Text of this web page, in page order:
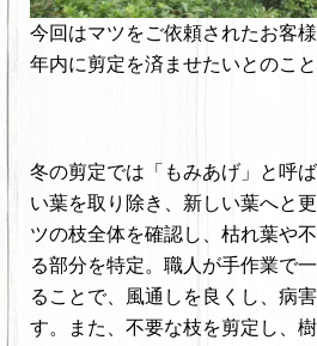
今回はマツをご依頼されたお客様
年内に剪定を済ませたいとのこと
冬の剪定では「もみあげ」と呼
い葉を取り除き、新しい葉へと
ツの枝全体を確認し、枯れ葉や
る部分を特定。職人が手作業で
ることで、風通しを良くし、病
す。また、不要な枝を剪定し、